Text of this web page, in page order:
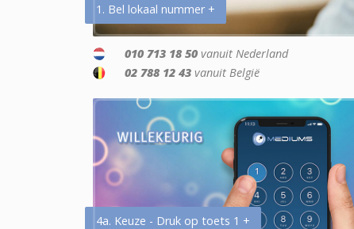
1. Bel lokaal nummer +
010 713 18 50 vanuit Nederland
02 788 12 43 vanuit België
4a. Keuze - Druk op toets 1 +